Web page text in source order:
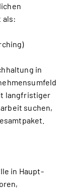
als:
in
langfristiger
suchen,
in Haupt-